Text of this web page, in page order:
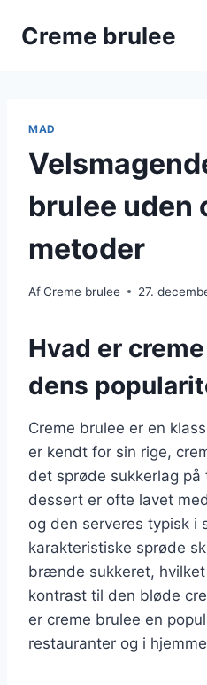
Creme brulee
MAD
brulee uden
metoder
AfCreme brulee 27.
Hvad er
dens
Creme brulee er en
er kendt for sin rige,
det sprøde sukkerlag på
dessert er ofte lavet
og den serveres typisk i
karakteristiske sprøde
brænde sukkeret,
kontrast til den bløde
er creme brulee en
restauranter og i